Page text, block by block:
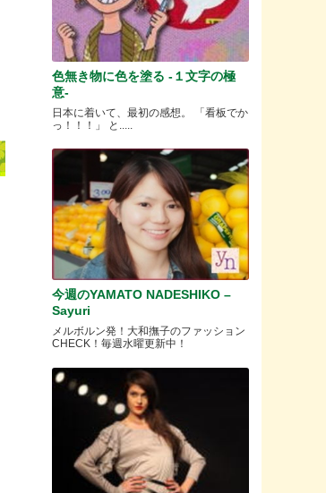
色無き物に色を塗る -１文字の極
意-
日本に着いて、最初の感想。 「看板でか
っ！！！」 と.....
今週のYAMATO NADESHIKO –
Sayuri
メルボルン発！大和撫子のファッション
CHECK！毎週水曜更新中！